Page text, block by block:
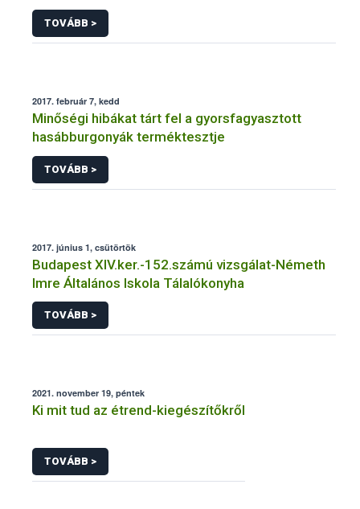
TOVÁBB >
2017. február 7, kedd
Minőségi hibákat tárt fel a gyorsfagyasztott
hasábburgonyák terméktesztje
TOVÁBB >
2017. június 1, csütörtök
Budapest XIV.ker.-152.számú vizsgálat-Németh
Imre Általános Iskola Tálalókonyha
TOVÁBB >
2021. november 19, péntek
Ki mit tud az étrend-kiegészítőkről
TOVÁBB >